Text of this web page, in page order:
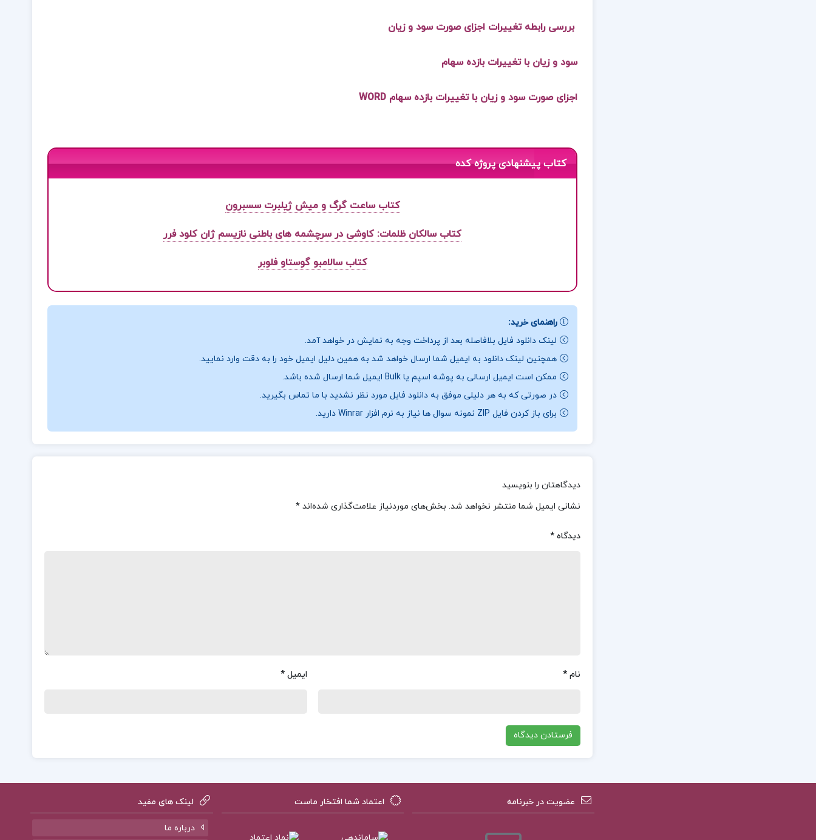
بررسی رابطه تغييرات اجزای صورت سود و زيان
سود و زيان با تغييرات بازده سهام
اجزای صورت سود و زيان با تغييرات بازده سهام WORD
کتاب پیشنهادی پروژه کده
کتاب ساعت گرگ و میش ژیلبرت سسبرون
کتاب سالکان ظلمات: کاوشی در سرچشمه های باطنی نازیسم ژان کلود فرر
کتاب سالامبو گوستاو فلوبر
راهنمای خرید:
لینک دانلود فایل بلافاصله بعد از پرداخت وجه به نمایش در خواهد آمد.
همچنین لینک دانلود به ایمیل شما ارسال خواهد شد به همین دلیل ایمیل خود را به دقت وارد نمایید.
ممکن است ایمیل ارسالی به پوشه اسپم یا Bulk ایمیل شما ارسال شده باشد.
در صورتی که به هر دلیلی موفق به دانلود فایل مورد نظر نشدید با ما تماس بگیرید.
برای باز کردن فایل ZIP نمونه سوال ها نیاز به نرم افزار Winrar دارید.
دیدگاهتان را بنویسید
نشانی ایمیل شما منتشر نخواهد شد. بخش‌های موردنیاز علامت‌گذاری شده‌اند *
دیدگاه *
نام * ایمیل *
عضویت در خبرنامه اعتماد شما افتخار ماست لینک های مفید
درباره ما